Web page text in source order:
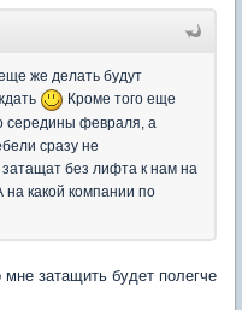
же делать будут
Кроме того еще
середины февраля, а
сразу не
без лифта к нам на
на какой компании по
затащить будет полегче